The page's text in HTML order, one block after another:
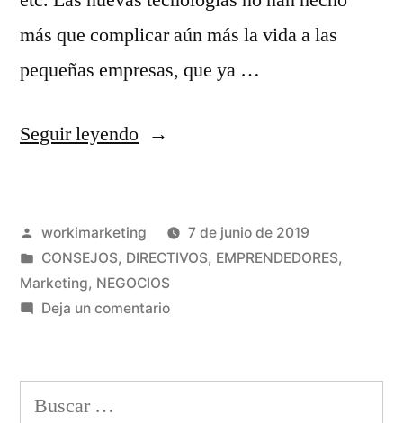
más que complicar aún más la vida a las
pequeñas empresas, que ya …
Seguir leyendo«¿Cómo
perder
dinero
con
marketing?»
Publicado
por
workimarketing
7 de junio de 2019
Publicado
en
CONSEJOS, DIRECTIVOS, EMPRENDEDORES,
Marketing, NEGOCIOS
Deja un comentarioen
de
Buscar: